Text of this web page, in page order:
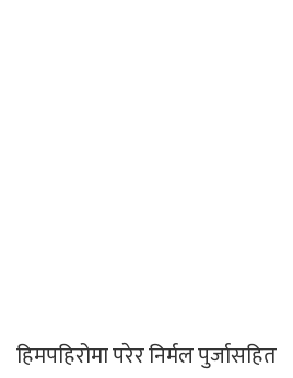
हिमपहिरोमा परेर निर्मल पुर्जासहित